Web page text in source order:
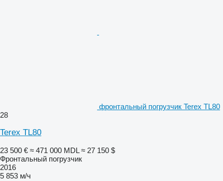
фронтальный погрузчик Terex TL80
28
Terex TL80
23 500 € ≈ 471 000 MDL ≈ 27 150 $
Фронтальный погрузчик
2016
5 853 м/ч